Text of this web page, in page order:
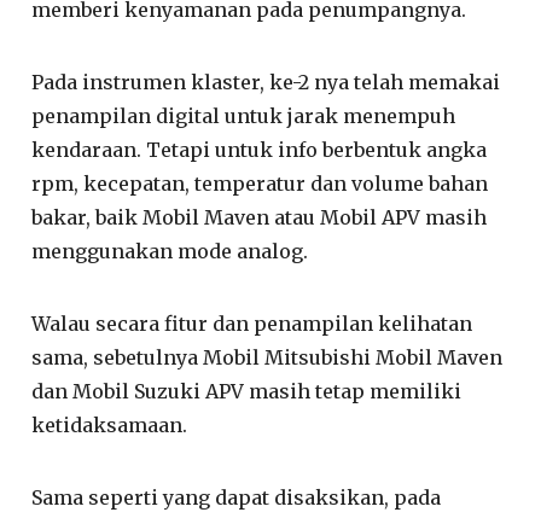
memberi kenyamanan pada penumpangnya.
Pada instrumen klaster, ke-2 nya telah memakai
penampilan digital untuk jarak menempuh
kendaraan. Tetapi untuk info berbentuk angka
rpm, kecepatan, temperatur dan volume bahan
bakar, baik Mobil Maven atau Mobil APV masih
menggunakan mode analog.
Walau secara fitur dan penampilan kelihatan
sama, sebetulnya Mobil Mitsubishi Mobil Maven
dan Mobil Suzuki APV masih tetap memiliki
ketidaksamaan.
Sama seperti yang dapat disaksikan, pada